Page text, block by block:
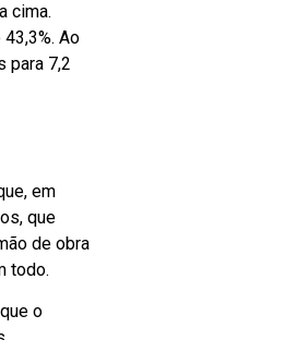
cima.
Ao
para 7,2
em
que
de obra
todo.
o